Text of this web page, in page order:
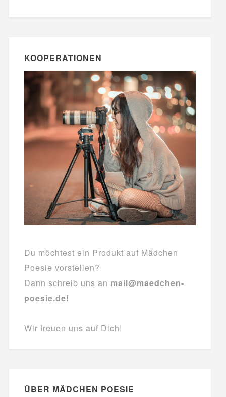
KOOPERATIONEN
Du möchtest ein Produkt auf Mädchen
Poesie vorstellen?
Dann schreib uns an mail@maedchen-
poesie.de!
Wir freuen uns auf Dich!
ÜBER MÄDCHEN POESIE